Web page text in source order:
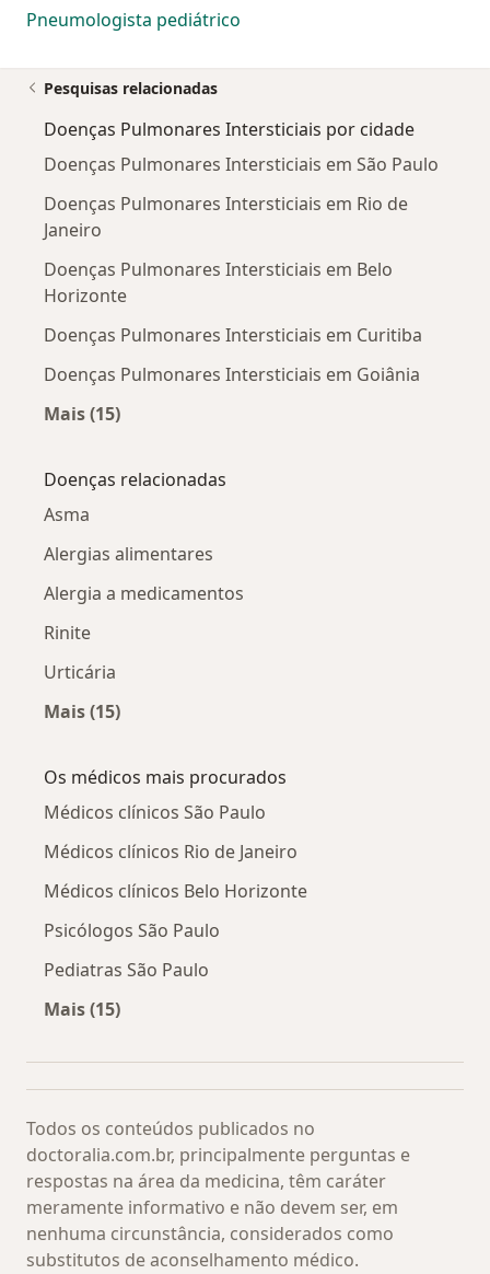
Pneumologista pediátrico
Pesquisas relacionadas
Doenças Pulmonares Intersticiais por cidade
Doenças Pulmonares Intersticiais em São Paulo
Doenças Pulmonares Intersticiais em Rio de
Janeiro
Doenças Pulmonares Intersticiais em Belo
Horizonte
Doenças Pulmonares Intersticiais em Curitiba
Doenças Pulmonares Intersticiais em Goiânia
Mais (15)
Doenças relacionadas
Asma
Alergias alimentares
Alergia a medicamentos
Rinite
Urticária
Mais (15)
Os médicos mais procurados
Médicos clínicos São Paulo
Médicos clínicos Rio de Janeiro
Médicos clínicos Belo Horizonte
Psicólogos São Paulo
Pediatras São Paulo
Mais (15)
Todos os conteúdos publicados no
doctoralia.com.br, principalmente perguntas e
respostas na área da medicina, têm caráter
meramente informativo e não devem ser, em
nenhuma circunstância, considerados como
substitutos de aconselhamento médico.